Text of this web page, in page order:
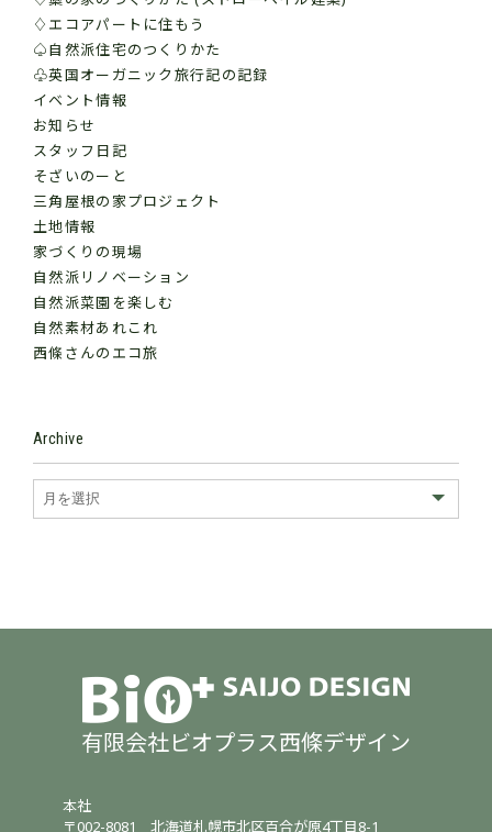
♢エコアパートに住もう
♤自然派住宅のつくりかた
♧英国オーガニック旅行記の記録
イベント情報
お知らせ
スタッフ日記
そざいのーと
三角屋根の家プロジェクト
土地情報
家づくりの現場
自然派リノベーション
自然派菜園を楽しむ
自然素材あれこれ
西條さんのエコ旅
Archive
有限会社ビオプラス西條デザイン
本社